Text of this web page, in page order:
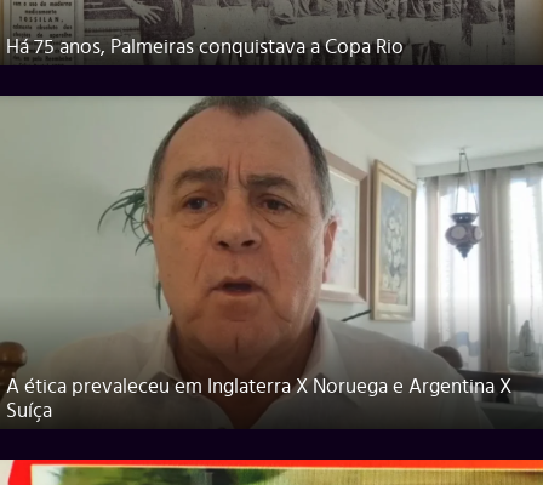
Há 75 anos, Palmeiras conquistava a Copa Rio
A ética prevaleceu em Inglaterra X Noruega e Argentina X
Suíça